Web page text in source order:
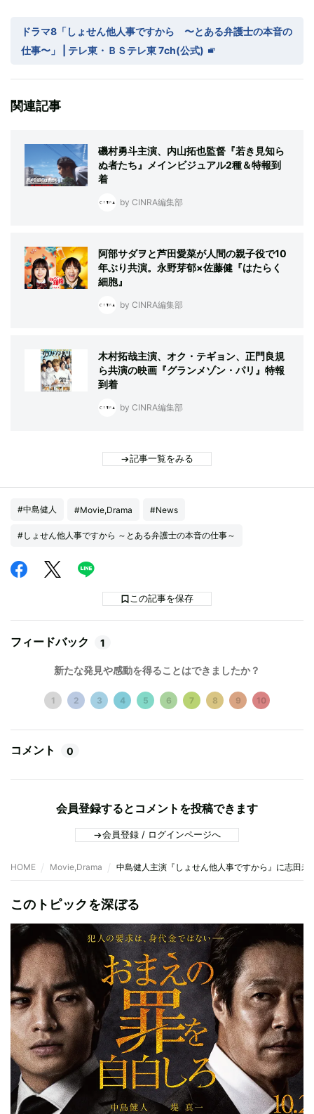
ドラマ8「しょせん他人事ですから 〜とある弁護士の本音の
仕事〜」 | テレ東・ＢＳテレ東 7ch(公式)
関連記事
磯村勇斗主演、内山拓也監督『若き見知ら
ぬ者たち』メインビジュアル2種＆特報到
着
by CINRA編集部
阿部サダヲと芦田愛菜が人間の親子役で10
年ぶり共演。永野芽郁×佐藤健『はたらく
細胞』
by CINRA編集部
木村拓哉主演、オク・テギョン、正門良規
ら共演の映画『グランメゾン・パリ』特報
到着
by CINRA編集部
記事一覧をみる
#中島健人 #Movie,Drama #News
#しょせん他人事ですから ～とある弁護士の本音の仕事～
この記事を保存
フィードバック 1
新たな発見や感動を得ることはできましたか？
1 2 3 4 5 6 7 8 9 10
コメント 0
会員登録するとコメントを投稿できます
会員登録 / ログインページへ
HOME Movie,Drama 中島健人主演『しょせん他人事ですから』に志田
このトピックを深ぼる